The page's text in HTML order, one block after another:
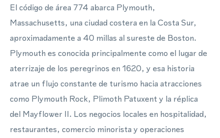
El código de área 774 abarca Plymouth,
Massachusetts, una ciudad costera en la Costa Sur,
aproximadamente a 40 millas al sureste de Boston.
Plymouth es conocida principalmente como el lugar de
aterrizaje de los peregrinos en 1620, y esa historia
atrae un flujo constante de turismo hacia atracciones
como Plymouth Rock, Plimoth Patuxent y la réplica
del Mayflower II. Los negocios locales en hospitalidad,
restaurantes, comercio minorista y operaciones